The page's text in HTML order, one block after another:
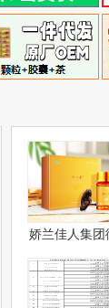
娇兰佳人集团
灵芝